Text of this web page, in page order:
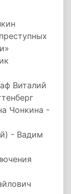
Виталий
Чонкина -
- Вадим